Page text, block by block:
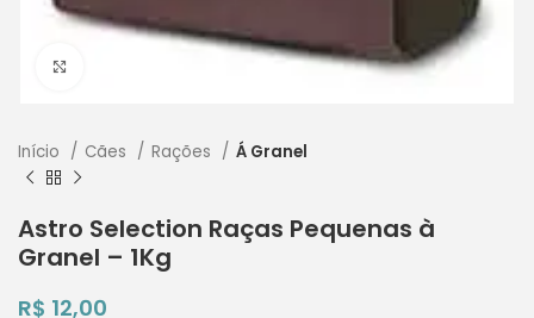
Início Cães Rações Á Granel
Astro Selection Raças Pequenas à
Granel – 1Kg
R$ 12,00